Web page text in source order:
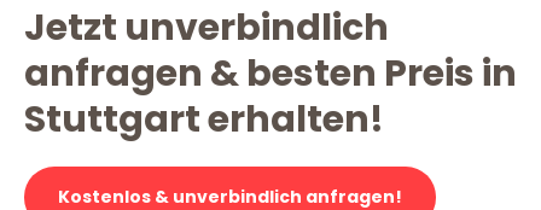
Jetzt unverbindlich
anfragen & besten Preis in
Stuttgart erhalten!
Kostenlos & unverbindlich anfragen!